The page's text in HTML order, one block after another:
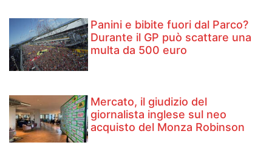
Panini e bibite fuori dal Parco?
Durante il GP può scattare una
multa da 500 euro
Mercato, il giudizio del
giornalista inglese sul neo
acquisto del Monza Robinson